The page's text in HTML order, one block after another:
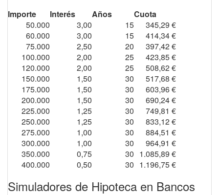
Importe Interés Años
Cuota
50.000
3,00 15
345,29 €
60.000
3,00 15
414,34 €
75.000
2,50 20
397,42 €
100.000
2,00 25
423,85 €
120.000
2,00 25
508,62 €
150.000
1,50 30
517,68 €
175.000
1,50 30
603,96 €
200.000
1,50 30
690,24 €
225.000
1,25 30
749,81 €
250.000
1,25 30
833,12 €
275.000
1,00 30
884,51 €
300.000
1,00 30
964,91 €
350.000
0,75 30 1.085,89 €
400.000
0,50 30 1.196,75 €
Simuladores de Hipoteca en Bancos